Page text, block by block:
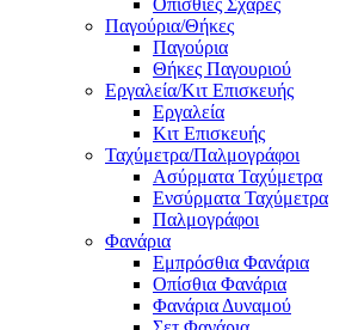
Οπίσθιες Σχάρες
Παγούρια/Θήκες
Παγούρια
Θήκες Παγουριού
Εργαλεία/Κιτ Επισκευής
Εργαλεία
Κιτ Επισκευής
Ταχύμετρα/Παλμογράφοι
Ασύρματα Ταχύμετρα
Ενσύρματα Ταχύμετρα
Παλμογράφοι
Φανάρια
Εμπρόσθια Φανάρια
Οπίσθια Φανάρια
Φανάρια Δυναμού